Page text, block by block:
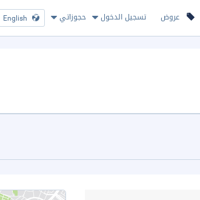
عروض تسجيل الدخول حجوزاتي English